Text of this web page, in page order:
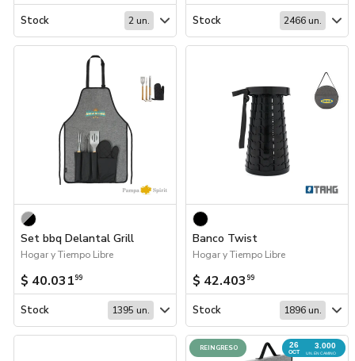
Stock 2 un. Stock 2466 un.
Set bbq Delantal Grill
Hogar y Tiempo Libre
$ 40.03199
Stock 1395 un.
Banco Twist
Hogar y Tiempo Libre
$ 42.403 99
Stock 1896 un.
26
OCT
3.000
UN. EN CAMINO
REINGRESO